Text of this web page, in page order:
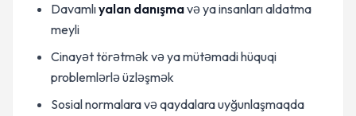
Davamlıyalan danışmavə ya insanları aldatma
meyli
Cinayət törətmək və ya mütəmadi hüquqi
problemlərlə üzləşmək
Sosial normalara və qaydalara uyğunlaşmaqda